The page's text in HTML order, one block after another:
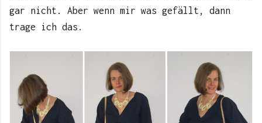
gar nicht. Aber wenn mir was gefällt, dann
trage ich das.